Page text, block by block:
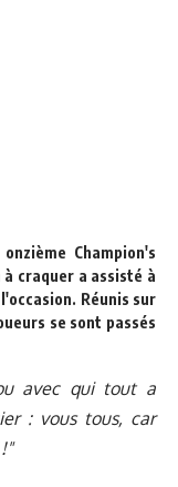
Champion's
craquer a assisté à
Réunis sur
se sont passés
avec qui tout a
: vous tous, car